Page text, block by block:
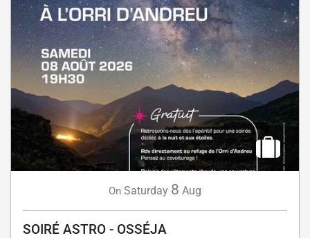
On Saturday 8 Aug
SOIRÉ ASTRO - OSSÉJA